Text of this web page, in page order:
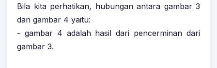
Bila kita perhatikan, hubungan antara gambar 3
dan gambar 4 yaitu:
- gambar 4 adalah hasil dari pencerminan dari
gambar 3.